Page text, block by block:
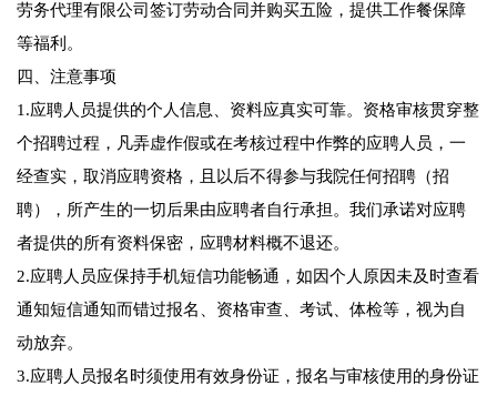
劳务代理有限公司签订劳动合同并购买五险，提供工作餐保障
等福利。
四、注意事项
1.应聘人员提供的个人信息、资料应真实可靠。资格审核贯穿整
个招聘过程，凡弄虚作假或在考核过程中作弊的应聘人员，一
经查实，取消应聘资格，且以后不得参与我院任何招聘（招
聘），所产生的一切后果由应聘者自行承担。我们承诺对应聘
者提供的所有资料保密，应聘材料概不退还。
2.应聘人员应保持手机短信功能畅通，如因个人原因未及时查看
通知短信通知而错过报名、资格审查、考试、体检等，视为自
动放弃。
3.应聘人员报名时须使用有效身份证，报名与审核使用的身份证